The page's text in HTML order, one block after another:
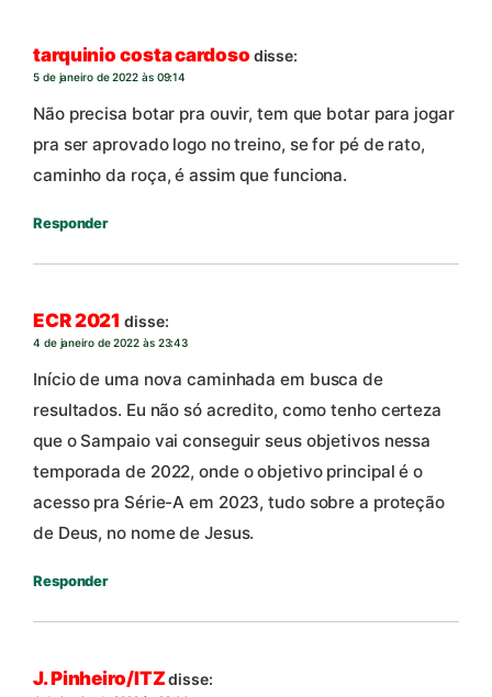
tarquinio costa cardoso disse:
5 de janeiro de 2022 às 09:14
Não precisa botar pra ouvir, tem que botar para jogar
pra ser aprovado logo no treino, se for pé de rato,
caminho da roça, é assim que funciona.
Responder
ECR 2021 disse:
4 de janeiro de 2022 às 23:43
Início de uma nova caminhada em busca de
resultados. Eu não só acredito, como tenho certeza
que o Sampaio vai conseguir seus objetivos nessa
temporada de 2022, onde o objetivo principal é o
acesso pra Série-A em 2023, tudo sobre a proteção
de Deus, no nome de Jesus.
Responder
J. Pinheiro/ITZ disse: